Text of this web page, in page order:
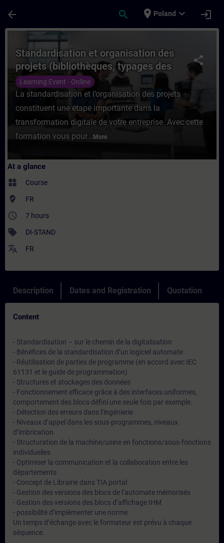
arrow_back search place Poland expand_more login
Course - Standardisation et
share
Standardisation et organisation des
projets (bibliothèques, typages des
données, faceplate (Formation à
distance)
Learning Event - Online
La standardisation et l’organisation des projets
constituent une étape importante dans la
transformation digitale de votre entreprise. Avec cette
formation vous pour... More
At a glance
widgets Course
where_to_vote FR
access_time 7 hours
sell DI-STAND
translate FR
Description Dates and Registration Quotation
Content
- Standardisation – sur le chemin de la digitalisation
- Bénéfices de la standardisation d’un logiciel automate
- Réutilisation de parties de programme (en accord avec IEC
61131 et le guide de programmation)
- Structures et stockages des données
- Fonctionnement efficace grâce à des interfaces uniformes,
comportement des blocs défini une seule fois par exemple.
- Détection des erreurs dans l’ingénierie
- Niveaux d’appel dans les sous-programmes, niveaux
d’imbrication
- Structuration de la machine/usine en fonctions/sous-fonctions
individuelles
- Optimiser la communication et la collaboration entre les
départements
- Concept de Librairie dans TIA portal
- Gestion des versions des blocs de l’automate mémorisés
- Gestion des versions des blocs d’affichage IHM
- possibilité d’implémenter une norme
Un temps d’échange avec le formateur est prévu à chaque
séquence.